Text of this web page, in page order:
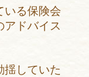
いる保険会
アドバイス
揺していた